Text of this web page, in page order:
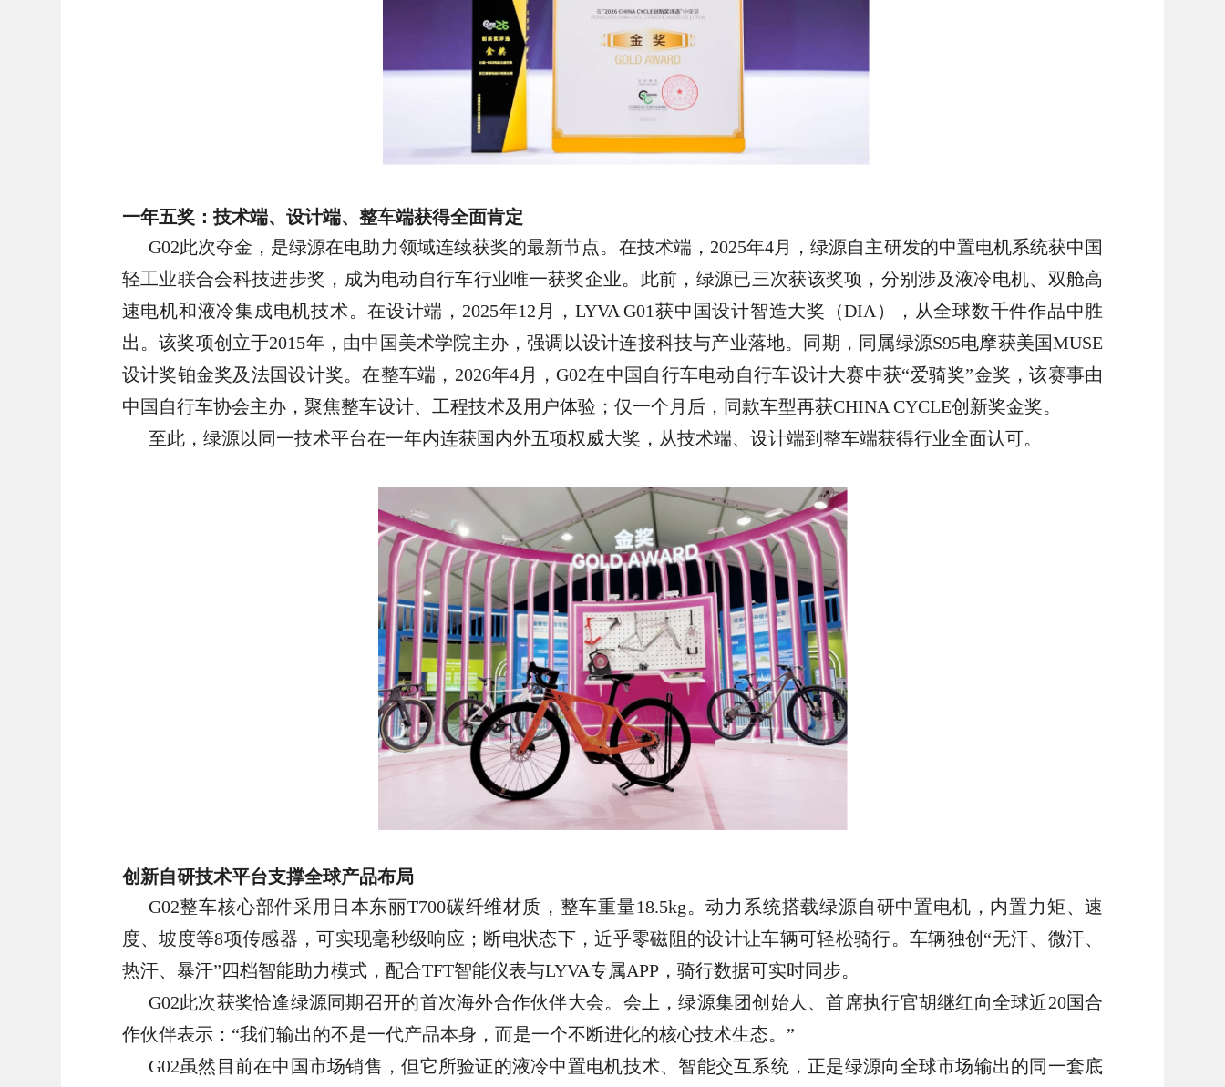
注：官网仅展示部分在售车型，更多车型和历史产品信息请咨询官方客服。
一年五奖：技术端、设计端、整车端获得全面肯定
G02此次夺金，是绿源在电助力领域连续获奖的最新节点。 在技术端， 2025年4月，绿源自主研发的中置电机系统获中国
轻工业联合会科技进步奖，成为电动自行车行业唯一获奖企业。此前，绿源已三次获该奖项，分别涉及液冷电机、双舱高
速电机和液冷集成电机技术。在设计端， 2025年12月，LYVA G01获中国设计智造大奖（DIA），从全球数千件作品中胜
出。该奖项创立于2015年，由中国美术学院主办，强调以设计连接科技与产业落地。同期，同属绿源S95电摩获美国MUSE
设计奖铂金奖及法国设计奖。在整车端， 2026年4月，G02在中国自行车电动自行车设计大赛中获“爱骑奖”金奖，该赛事由
中国自行车协会主办，聚焦整车设计、工程技术及用户体验；仅一个月后，同款车型再获CHINA CYCLE创新奖金奖。
至此，绿源以同一技术平台在一年内连获国内外五项权威大奖，从技术端、设计端到整车端获得行业全面认可。
创新自研技术平台支撑全球产品布局
G02整车核心部件采用日本东丽T700碳纤维材质，整车重量18.5kg。动力系统搭载绿源自研中置电机，内置力矩、速
度、坡度等8项传感器，可实现毫秒级响应；断电状态下，近乎零磁阻的设计让车辆可轻松骑行。车辆独创“无汗、微汗、
热汗、暴汗”四档智能助力模式，配合TFT智能仪表与LYVA专属APP，骑行数据可实时同步。
G02此次获奖恰逢绿源同期召开的首次海外合作伙伴大会。会上，绿源集团创始人、首席执行官胡继红向全球近20国合
作伙伴表示：“我们输出的不是一代产品本身，而是一个不断进化的核心技术生态。”
G02虽然目前在中国市场销售，但它所验证的液冷中置电机技术、智能交互系统，正是绿源向全球市场输出的同一套底